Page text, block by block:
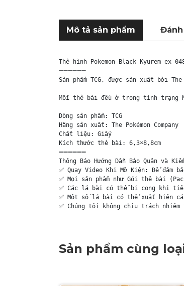
Mô tả sản phẩm
Thẻ hình Pokemon Black Kyurem ex
➖➖➖➖➖➖
Sản phẩm TCG, được sản xuất bởi
Mỗi thẻ bài đều ở trong tình trạng
Dòng sản phẩm: TCG
Hãng sản xuất: The Pokémon Company
Chất liệu: Giấy
Kích thước thẻ bài: 6,3×8,8cm
➖➖➖➖➖➖
Thông Báo Hướng Dẫn Bảo Quản và
✅ Quay Video Khi Mở Kiện: Để
✅ Mọi sản phẩm như Gói thẻ bài
✅ Các lá bài có thể bị cong khi
✅ Một số lá bài có thể xuất hiện
✅ Chúng tôi không chịu trách
Sản phẩm cùng